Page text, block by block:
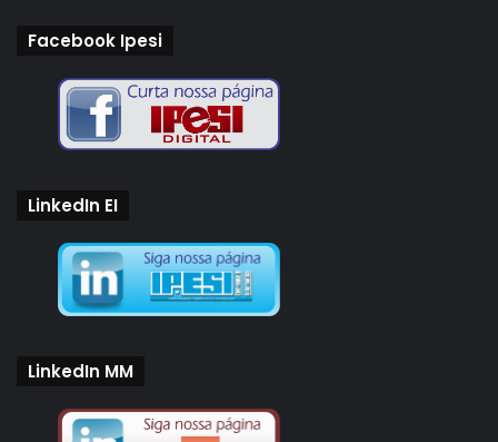
Facebook Ipesi
LinkedIn EI
LinkedIn MM